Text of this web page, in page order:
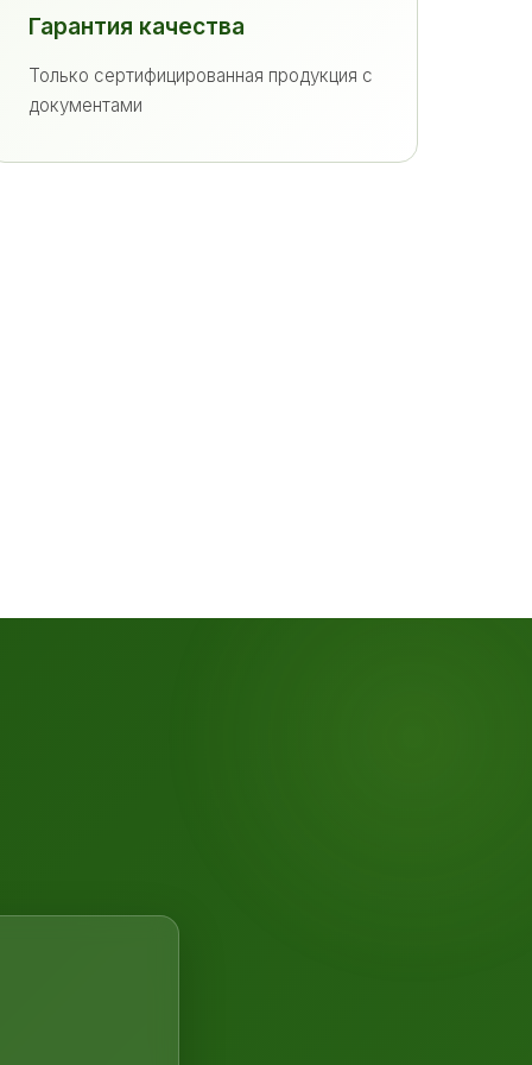
Гарантия качества
Только сертифицированная продукция с
документами